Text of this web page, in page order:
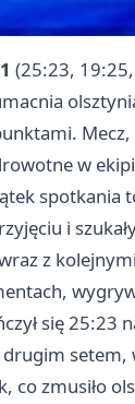
(25:23,
w
spotkania
i
z
się 25:23
drugim
co zmusiło